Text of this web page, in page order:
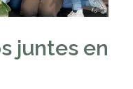
juntes en